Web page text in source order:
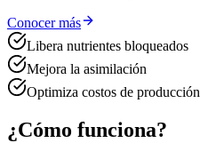
Conocer más
Libera nutrientes bloqueados
Mejora la asimilación
Optimiza costos de producción
¿Cómo funciona?